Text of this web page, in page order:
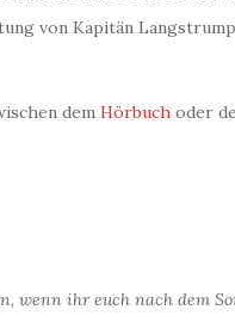
von Kapitän
dem Hörbuch oder
wenn ihr euch nach dem